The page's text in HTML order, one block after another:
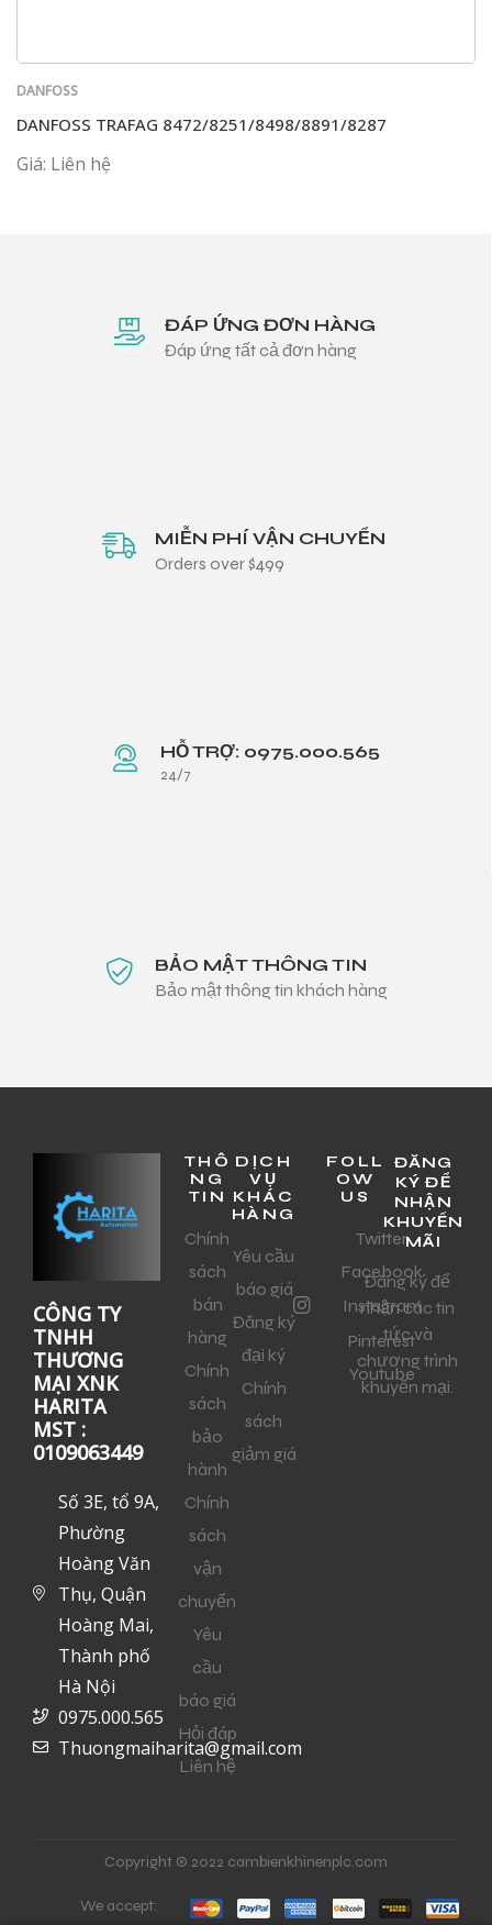
DANFOSS
DANFOSS TRAFAG 8472/8251/8498/8891/8287
Giá: Liên hệ
ĐÁP ỨNG ĐƠN HÀNG
Đáp ứng tất cả đơn hàng
MIỄN PHÍ VẬN CHUYỂN
Orders over $499
HỖ TRỢ: 0975.000.565
24/7
BẢO MẬT THÔNG TIN
Bảo mật thông tin khách hàng
CÔNG TY
TNHH
THƯƠNG
MẠI XNK
HARITA
MST :
0109063449
Số 3E, tổ 9A,
Phường
Hoàng Văn
Thụ, Quận
Hoàng Mai,
Thành phố
Hà Nội
0975.000.565
Thuongmaiharita@gmail.com
THÔ
NG
TIN
Chính
sách
bán
hàng
Chính
sách
bảo
hành
Chính
sách
vận
chuyển
Yêu
cầu
báo giá
Hỏi đáp
Liên hệ
DỊCH
VỤ
KHÁC
HÀNG
Yêu cầu
báo giá
Đăng ký
đại ký
Chính
sách
giảm giá
FOLL
OW
US
Twitter
Facebook
Instagram
Pinterest
Youtube
ĐĂNG
KÝ ĐỂ
NHẬN
KHUYẾN
MÃI
Đăng ký để
nhận các tin
tức và
chương trình
khuyến mại.
Copyright © 2022 cambienkhinenplc.com
We accept: